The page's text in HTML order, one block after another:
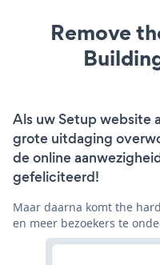
Remove
Als uw Setup website
grote uitdaging
de online
gefeliciteerd!
Maar daarna komt the
en meer bezoekers te